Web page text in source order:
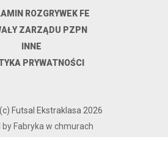
ROZGRYWEK FE
ZARZĄDU PZPN
INNE
PRYWATNOŚCI
Futsal Ekstraklasa 2026
by Fabryka w chmurach